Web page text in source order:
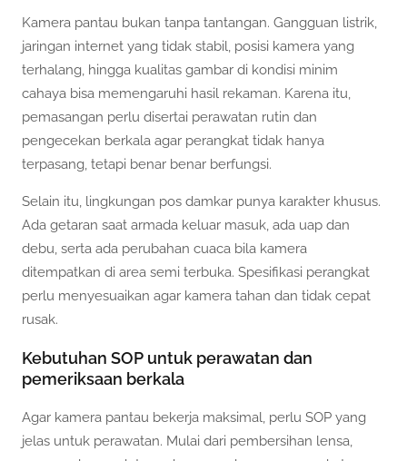
Kamera pantau bukan tanpa tantangan. Gangguan listrik,
jaringan internet yang tidak stabil, posisi kamera yang
terhalang, hingga kualitas gambar di kondisi minim
cahaya bisa memengaruhi hasil rekaman. Karena itu,
pemasangan perlu disertai perawatan rutin dan
pengecekan berkala agar perangkat tidak hanya
terpasang, tetapi benar benar berfungsi.
Selain itu, lingkungan pos damkar punya karakter khusus.
Ada getaran saat armada keluar masuk, ada uap dan
debu, serta ada perubahan cuaca bila kamera
ditempatkan di area semi terbuka. Spesifikasi perangkat
perlu menyesuaikan agar kamera tahan dan tidak cepat
rusak.
Kebutuhan SOP untuk perawatan dan
pemeriksaan berkala
Agar kamera pantau bekerja maksimal, perlu SOP yang
jelas untuk perawatan. Mulai dari pembersihan lensa,